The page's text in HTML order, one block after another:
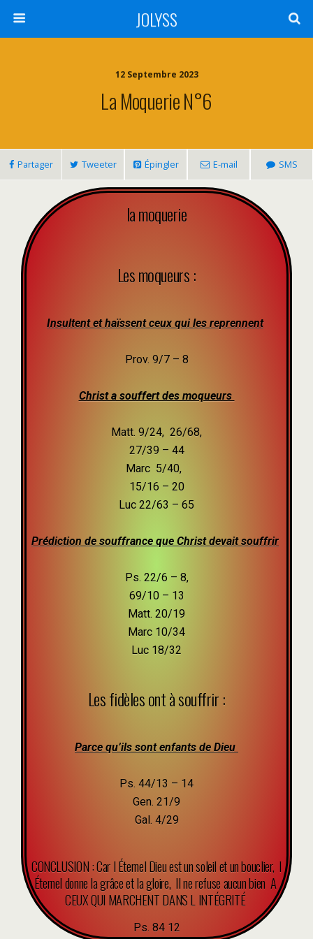
JOLYSS
12 Septembre 2023
La Moquerie N°6
Partager Tweeter Épingler E-mail SMS
la moquerie
Les moqueurs :
Insultent et haïssent ceux qui les reprennent
Prov. 9/7 – 8
Christ a souffert des moqueurs
Matt. 9/24, 26/68,
27/39 – 44
Marc 5/40,
15/16 – 20
Luc 22/63 – 65
Prédiction de souffrance que Christ devait souffrir
Ps. 22/6 – 8,
69/10 – 13
Matt. 20/19
Marc 10/34
Luc 18/32
Les fidèles ont à souffrir :
Parce qu’ils sont enfants de Dieu
Ps. 44/13 – 14
Gen. 21/9
Gal. 4/29
CONCLUSION : Car l Éternel Dieu est un soleil et un bouclier, l
Éternel donne la grâce et la gloire, Il ne refuse aucun bien A
CEUX QUI MARCHENT DANS L INTÉGRITÉ
Ps. 84 12